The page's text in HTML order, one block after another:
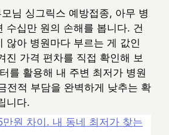
님 싱그릭스 예방접종, 아무 병
수십만 원의 손해를 봅니다. 건
않아 병원마다 부르는 게 값인
진 가격 편차를 직접 확인해 보
를 활용해 내 주변 최저가 병원
전적 부담을 완벽하게 낮추는 확
니다.